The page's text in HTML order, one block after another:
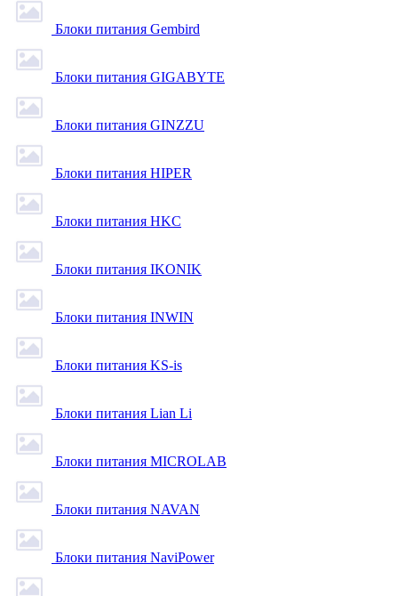
Блоки питания Gembird
Блоки питания GIGABYTE
Блоки питания GINZZU
Блоки питания HIPER
Блоки питания HKC
Блоки питания IKONIK
Блоки питания INWIN
Блоки питания KS-is
Блоки питания Lian Li
Блоки питания MICROLAB
Блоки питания NAVAN
Блоки питания NaviPower